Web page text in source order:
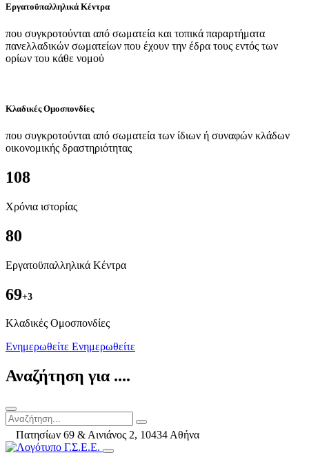
Εργατοϋπαλληλικά Κέντρα
που συγκροτούνται από σωματεία και τοπικά παραρτήματα
πανελλαδικών σωματείων που έχουν την έδρα τους εντός των
ορίων του κάθε νομού
Κλαδικές Ομοσπονδίες
που συγκροτούνται από σωματεία των ίδιων ή συναφών κλάδων
οικονομικής δραστηριότητας
108
Χρόνια ιστορίας
80
Εργατοϋπαλληλικά Κέντρα
69+3
Kλαδικές Ομοσπονδίες
Ενημερωθείτε Ενημερωθείτε
Αναζήτηση για ....
Πατησίων 69 & Αινιάνος 2, 10434 Αθήνα